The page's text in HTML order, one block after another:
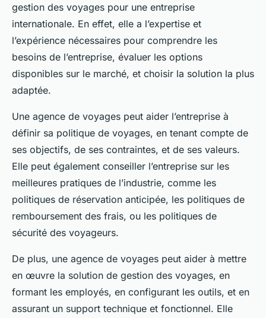
gestion des voyages pour une entreprise
internationale. En effet, elle a l’expertise et
l’expérience nécessaires pour comprendre les
besoins de l’entreprise, évaluer les options
disponibles sur le marché, et choisir la solution la plus
adaptée.
Une agence de voyages peut aider l’entreprise à
définir sa politique de voyages, en tenant compte de
ses objectifs, de ses contraintes, et de ses valeurs.
Elle peut également conseiller l’entreprise sur les
meilleures pratiques de l’industrie, comme les
politiques de réservation anticipée, les politiques de
remboursement des frais, ou les politiques de
sécurité des voyageurs.
De plus, une agence de voyages peut aider à mettre
en œuvre la solution de gestion des voyages, en
formant les employés, en configurant les outils, et en
assurant un support technique et fonctionnel. Elle